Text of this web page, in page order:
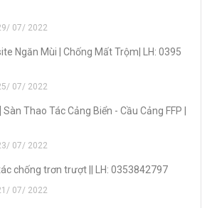
07/ 2022
Ngăn Mùi | Chống Mất Trộm| LH: 0395
07/ 2022
Thao Tác Cảng Biển - Cầu Cảng FFP |
07/ 2022
chống trơn trượt || LH: 0353842797
07/ 2022